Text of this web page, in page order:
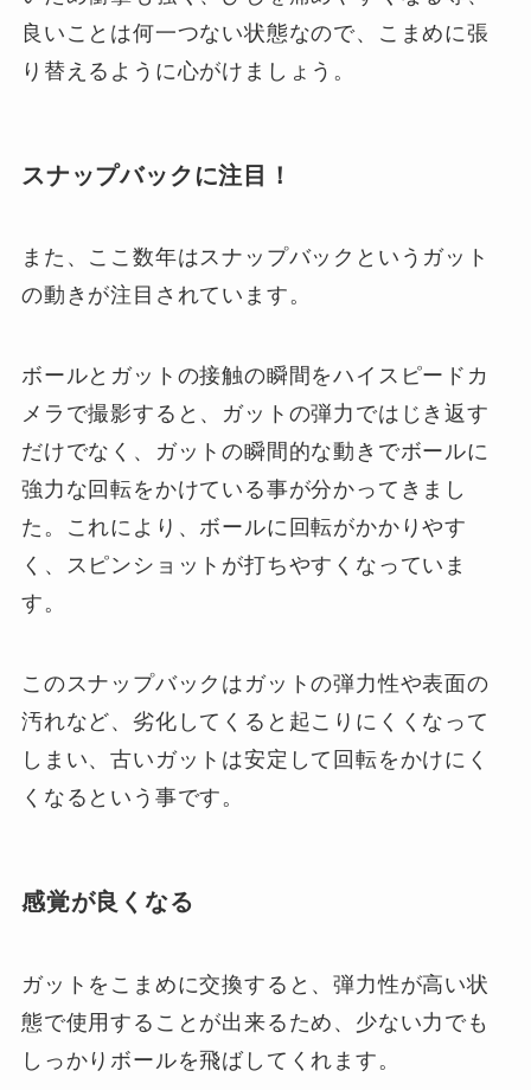
良いことは何一つない状態なので、こまめに張
り替えるように心がけましょう。
スナップバックに注目！
また、ここ数年はスナップバックというガット
の動きが注目されています。
ボールとガットの接触の瞬間をハイスピードカ
メラで撮影すると、ガットの弾力ではじき返す
だけでなく、ガットの瞬間的な動きでボールに
強力な回転をかけている事が分かってきまし
た。これにより、ボールに回転がかかりやす
く、スピンショットが打ちやすくなっていま
す。
このスナップバックはガットの弾力性や表面の
汚れなど、劣化してくると起こりにくくなって
しまい、古いガットは安定して回転をかけにく
くなるという事です。
感覚が良くなる
ガットをこまめに交換すると、弾力性が高い状
態で使用することが出来るため、少ない力でも
しっかりボールを飛ばしてくれます。